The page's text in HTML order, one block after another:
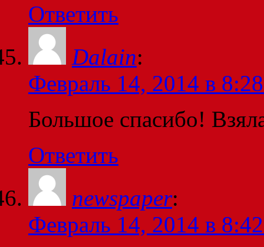
Ответить
Dalain:
Февраль 14, 2014 в
Большое спасибо!
Ответить
newspaper:
Февраль 14, 2014 в